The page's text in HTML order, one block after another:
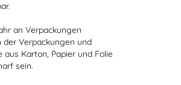
an Verpackungen
der Verpackungen und
aus Karton, Papier und Folie
sein.